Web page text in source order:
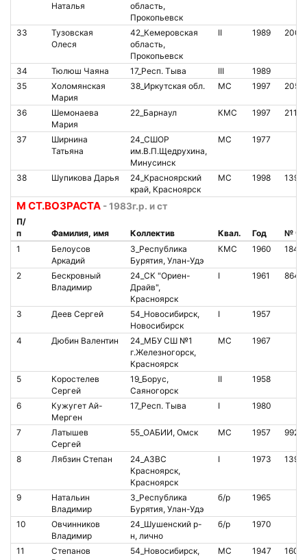
Наталья
область,
Прокопьевск
33
Тузовская
Олеся
42_Кемеровская
область,
Прокопьевск
II 1989
34 Тюлюш Чаяна 17_Респ. Тыва III
1989
35
Холомянская
Мария
38_Иркутская обл. МС 1997
36
Шемонаева
Мария
22_Барнаул КМС 1997
37
Ширнина
Татьяна
24_СШОР
им.В.П.Щедрухина,
Минусинск
МС 1977
38 Шупикова Дарья
24_Красноярский
край, Красноярск
МС 1998
М СТ.ВОЗРАСТА - 1983г.р. и ст
П/
п
Фамилия, имя Коллектив Квал. Год
№
1
Белоусов
Аркадий
3_Республика
Бурятия, Улан-Удэ
КМС 1960
2
Бескровный
Владимир
24_СК "Ориен-
Драйв",
Красноярск
I 1961
3 Деев Сергей
54_Новосибирск,
Новосибирск
I 1957
4 Дюбин Валентин
24_МБУ СШ №1
г.Железногорск,
Красноярск
МС 1967
5
Коростелев
Сергей
19_Борус,
Саяногорск
II 1958
6
Кужугет Ай-
Мерген
17_Респ. Тыва I 1980
7
Латышев
Сергей
55_ОАБИИ, Омск МС 1957
8 Лябзин Степан
24_АЗВС
Красноярск,
Красноярск
I 1973
9
Натальин
Владимир
3_Республика
Бурятия, Улан-Удэ
б/р 1965
10
Овчинников
Владимир
24_Шушенский р-
н, лично
б/р 1970
11
Степанов
54_Новосибирск,
МС 1947